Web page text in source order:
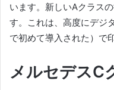
います。 新しいAクラス
す。これは、高度にデジ
で初めて導入された）で
メルセデスC